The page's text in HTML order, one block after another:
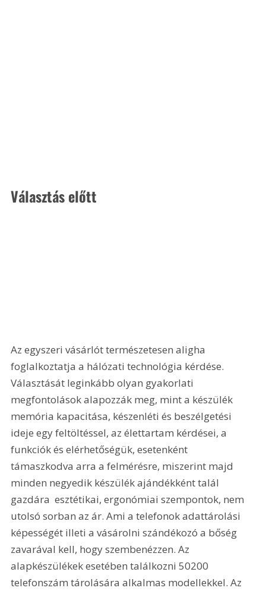
Választás előtt
Az egyszeri vásárlót természetesen aligha
foglalkoztatja a hálózati technológia kérdése.
Választását leginkább olyan gyakorlati
megfontolások alapozzák meg, mint a készülék
memória kapacitása, készenléti és beszélgetési
ideje egy feltöltéssel, az élettartam kérdései, a
funkciók és elérhetőségük, esetenként 
támaszkodva arra a felmérésre, miszerint majd
minden negyedik készülék ajándékként talál
gazdára  esztétikai, ergonómiai szempontok, nem
utolsó sorban az ár. Ami a telefonok adattárolási
képességét illeti a vásárolni szándékozó a bőség
zavarával kell, hogy szembenézzen. Az
alapkészülékek esetében találkozni 50200
telefonszám tárolására alkalmas modellekkel. Az